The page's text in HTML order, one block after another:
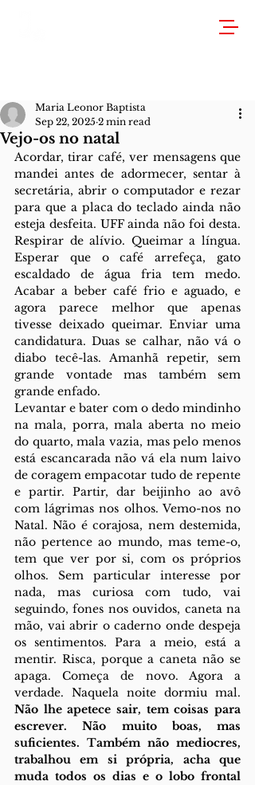
Vejo-os no natal
Maria Leonor Baptista
Sep 22, 2025 2 min read
Acordar, tirar café, ver mensagens que
mandei antes de adormecer, sentar à
secretária, abrir o computador e rezar
para que a placa do teclado ainda não
esteja desfeita. UFF ainda não foi desta.
Respirar de alívio. Queimar a língua.
Esperar que o café arrefeça, gato
escaldado de água fria tem medo.
Acabar a beber café frio e aguado, e
agora parece melhor que apenas
tivesse deixado queimar. Enviar uma
candidatura. Duas se calhar, não vá o
diabo tecê-las. Amanhã repetir, sem
grande vontade mas também sem
grande enfado.
Levantar e bater com o dedo mindinho
na mala, porra, mala aberta no meio
do quarto, mala vazia, mas pelo menos
está escancarada não vá ela num laivo
de coragem empacotar tudo de repente
e partir. Partir, dar beijinho ao avô
com lágrimas nos olhos. Vemo-nos no
Natal. Não é corajosa, nem destemida,
não pertence ao mundo, mas teme-o,
tem que ver por si, com os próprios
olhos. Sem particular interesse por
nada, mas curiosa com tudo, vai
seguindo, fones nos ouvidos, caneta na
mão, vai abrir o caderno onde despeja
os sentimentos. Para a meio, está a
mentir. Risca, porque a caneta não se
apaga. Começa de novo. Agora a
Não lhe apetece sair, tem coisas para
escrever. Não muito boas, mas
suficientes. Também não mediocres,
trabalhou em si própria, acha que
muda todos os dias e o lobo frontal